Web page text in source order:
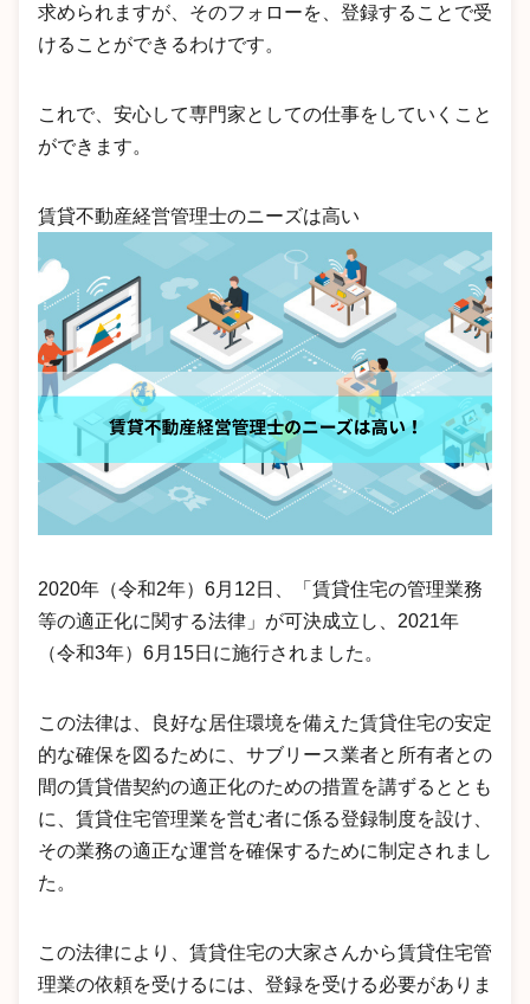
求められますが、そのフォローを、登録することで受
けることができるわけです。
これで、安心して専門家としての仕事をしていくこと
ができます。
賃貸不動産経営管理士のニーズは高い
2020年（令和2年）6月12日、「賃貸住宅の管理業務
等の適正化に関する法律」が可決成立し、2021年
（令和3年）6月15日に施行されました。
この法律は、良好な居住環境を備えた賃貸住宅の安定
的な確保を図るために、サブリース業者と所有者との
間の賃貸借契約の適正化のための措置を講ずるととも
に、賃貸住宅管理業を営む者に係る登録制度を設け、
その業務の適正な運営を確保するために制定されまし
た。
この法律により、賃貸住宅の大家さんから賃貸住宅管
理業の依頼を受けるには、登録を受ける必要がありま